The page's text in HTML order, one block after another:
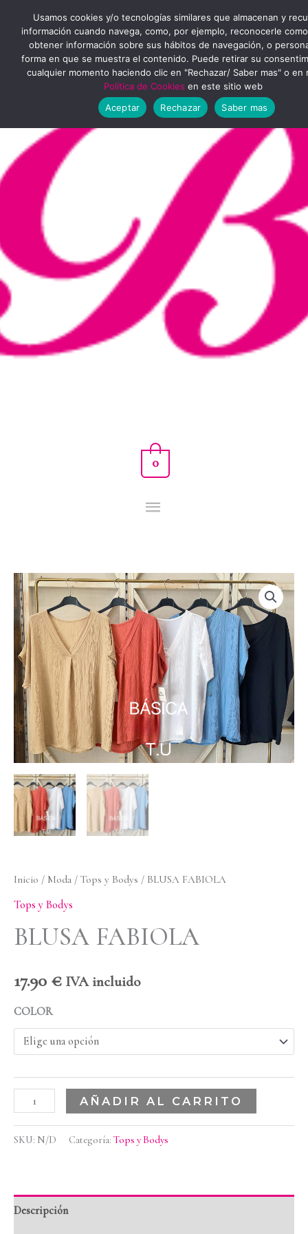
contenido
MENÚ
PRINCIPAL
0
Inicio / Moda / Tops y Bodys / BLUSA FABIOLA
Tops y Bodys
BLUSA FABIOLA
17.90 € IVA incluido
COLOR
BLUSA
FABIOLA
cantidad
AÑADIR AL CARRITO
SKU: N/D Categoría: Tops y Bodys
Descripción
Usamos cookies y/o tecnologías similares que almacenan y
información cuando navega, como, por ejemplo, reconocerle
obtener información sobre sus hábitos de navegación, o
forma en que se muestra el contenido. Puede retirar su
cualquier momento haciendo clic en "Rechazar/ Saber mas" o en
Política de Cookies en este sitio web
Aceptar
Rechazar Saber mas